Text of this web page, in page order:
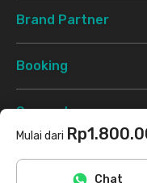
Mulai dari
Termasuk internet/wifi,
Chat
Brand Partner
Booking
Support
Syarat & Ketentuan Kebijakan